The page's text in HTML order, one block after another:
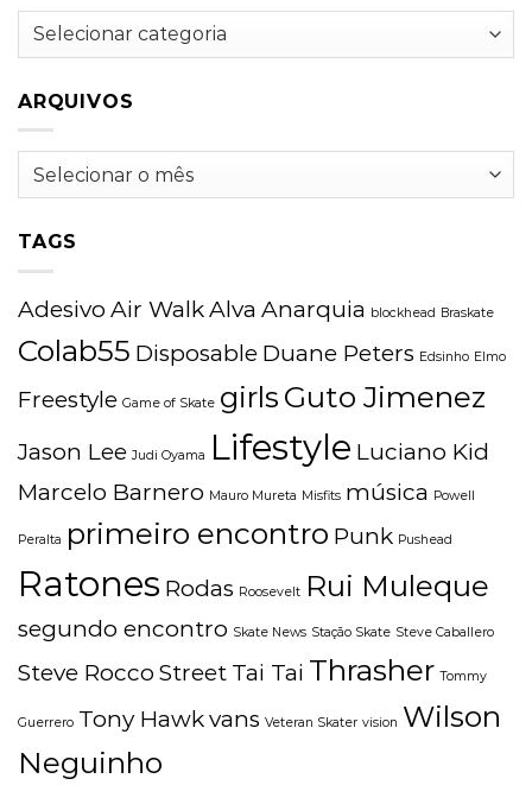
Categorias
ARQUIVOS
Arquivos
TAGS
Adesivo Air WalkAlva Anarquia blockhead Braskate
Colab55 Disposable Duane Peters Edsinho Elmo
Freestyle Game of Skate girls Guto Jimenez
Jason Lee Judi Oyama Lifestyle Luciano Kid
Marcelo Barnero Mauro Mureta Misfits música Powell
Peralta primeiro encontro Punk Pushead
Ratones Rodas Roosevelt Rui Muleque
segundo encontro Skate News Stação Skate Steve Caballero
Steve Rocco Street Tai Tai Thrasher Tommy
Guerrero Tony Hawkvans Veteran Skater vision Wilson
Neguinho